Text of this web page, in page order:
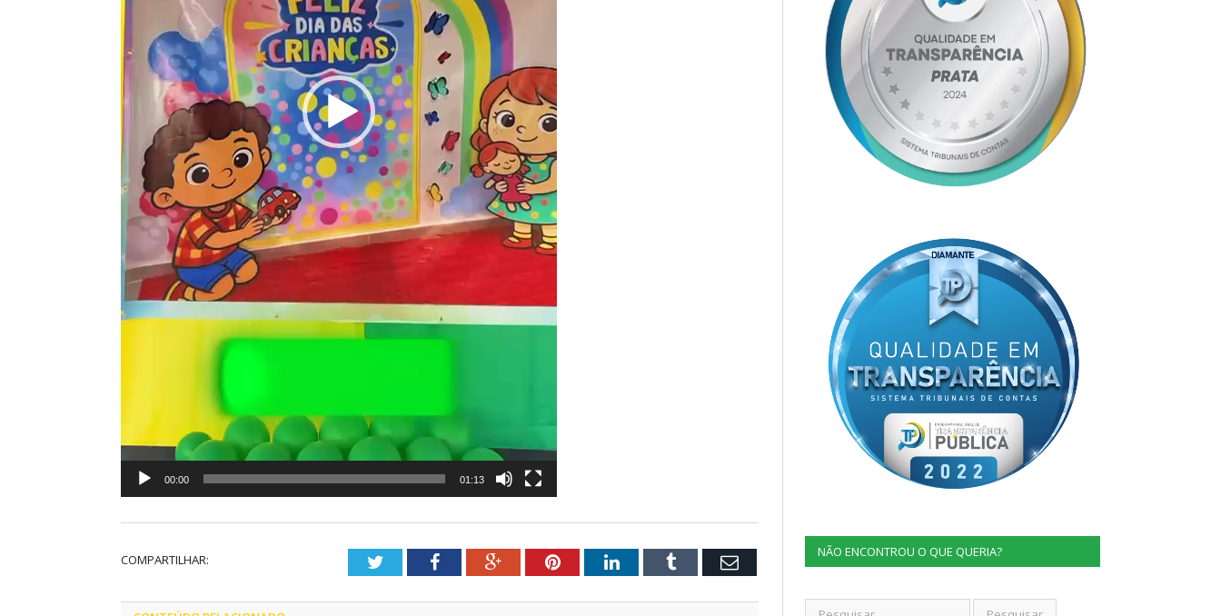
00:00 01:13
COMPARTILHAR: TwitterFacebookGoogle+PinterestLinkedInTumblr Email
NÃO ENCONTROU O QUE QUERIA?